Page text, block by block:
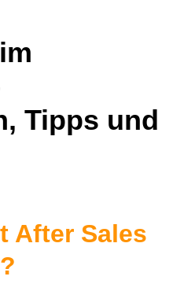
Tipps und
After Sales